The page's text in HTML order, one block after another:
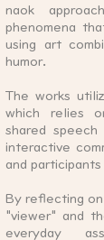
naok
phenomena
using art
humor.
The works
which relies
shared
interactive
and
By reflecting
"viewer" and
everyday